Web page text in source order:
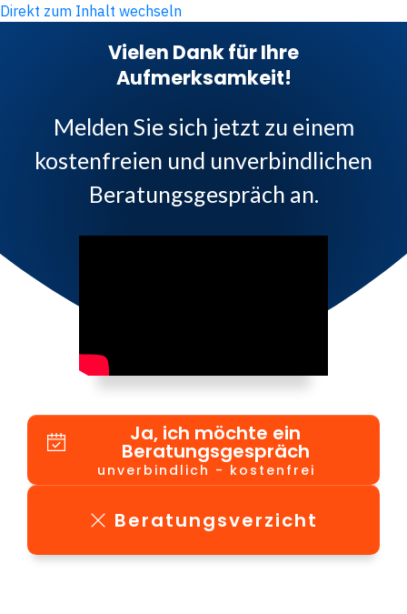
Direkt zum Inhalt wechseln
Vielen Dank für Ihre
Aufmerksamkeit!
Melden Sie sich jetzt zu einem
kostenfreien und unverbindlichen
Beratungsgespräch an.
Ja, ich möchte ein
Beratungsgespräch
unverbindlich - kostenfrei
Beratungsverzicht